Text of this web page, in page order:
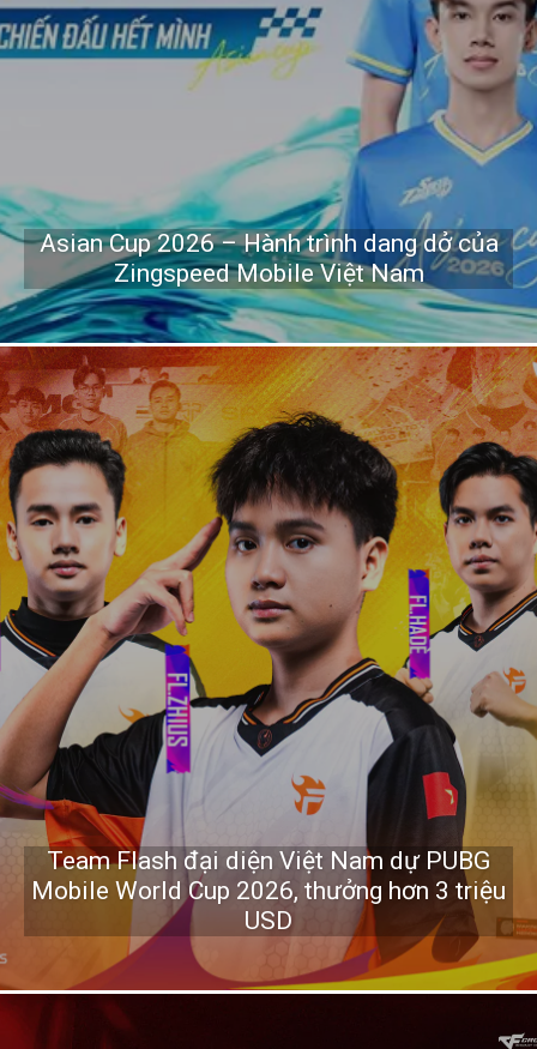
Asian Cup 2026 – Hành trình dang dở của
Zingspeed Mobile Việt Nam
Team Flash đại diện Việt Nam dự PUBG
Mobile World Cup 2026, thưởng hơn 3 triệu
USD